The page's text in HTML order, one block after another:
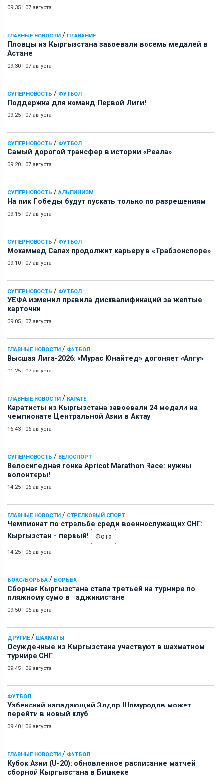
09:35 | 07 августа
ГЛАВНЫЕ НОВОСТИ / ПЛАВАНИЕ
Пловцы из Кыргызстана завоевали восемь медалей в
Астане
09:30 | 07 августа
СУПЕРНОВОСТЬ / ФУТБОЛ
Поддержка для команд Первой Лиги!
09:25 | 07 августа
СУПЕРНОВОСТЬ / ФУТБОЛ
Самый дорогой трансфер в истории «Реала»
09:20 | 07 августа
СУПЕРНОВОСТЬ / АЛЬПИНИЗМ
На пик Победы будут пускать только по разрешениям
09:15 | 07 августа
СУПЕРНОВОСТЬ / ФУТБОЛ
Мохаммед Салах продолжит карьеру в «Трабзонспоре»
09:10 | 07 августа
СУПЕРНОВОСТЬ / ФУТБОЛ
УЕФА изменил правила дисквалификаций за желтые
карточки
09:05 | 07 августа
ГЛАВНЫЕ НОВОСТИ / ФУТБОЛ
Высшая Лига-2026: «Мурас Юнайтед» догоняет «Алгу»
01:25 | 07 августа
ГЛАВНЫЕ НОВОСТИ / КАРАТЕ
Каратисты из Кыргызстана завоевали 24 медали на
чемпионате Центральной Азии в Актау
16:43 | 06 августа
СУПЕРНОВОСТЬ / ВЕЛОСПОРТ
Велосипедная гонка Apricot Marathon Race: нужны
волонтеры!
14:25 | 06 августа
ГЛАВНЫЕ НОВОСТИ / СТРЕЛКОВЫЙ СПОРТ
Чемпионат по стрельбе среди военнослужащих СНГ:
Кыргызстан - первый!
Фото
14:25 | 06 августа
БОКС/БОРЬБА / БОРЬБА
Сборная Кыргызстана стала третьей на турнире по
пляжному сумо в Таджикистане
09:50 | 06 августа
ДРУГИЕ/ ШАХМАТЫ
Осужденные из Кыргызстана участвуют в шахматном
турнире СНГ
09:45 | 06 августа
ФУТБОЛ
Узбекский нападающий Элдор Шомуродов может
перейти в новый клуб
09:40 | 06 августа
ГЛАВНЫЕ НОВОСТИ / ФУТБОЛ
Кубок Азии (U-20): обновленное расписание матчей
сборной Кыргызстана в Бишкеке